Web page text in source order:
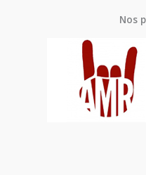
Nos